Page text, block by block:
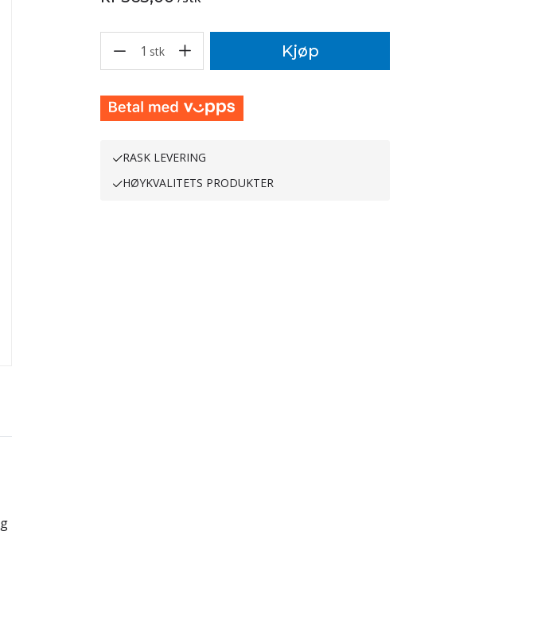
1 stk Kjøp
RASK LEVERING
HØYKVALITETS PRODUKTER